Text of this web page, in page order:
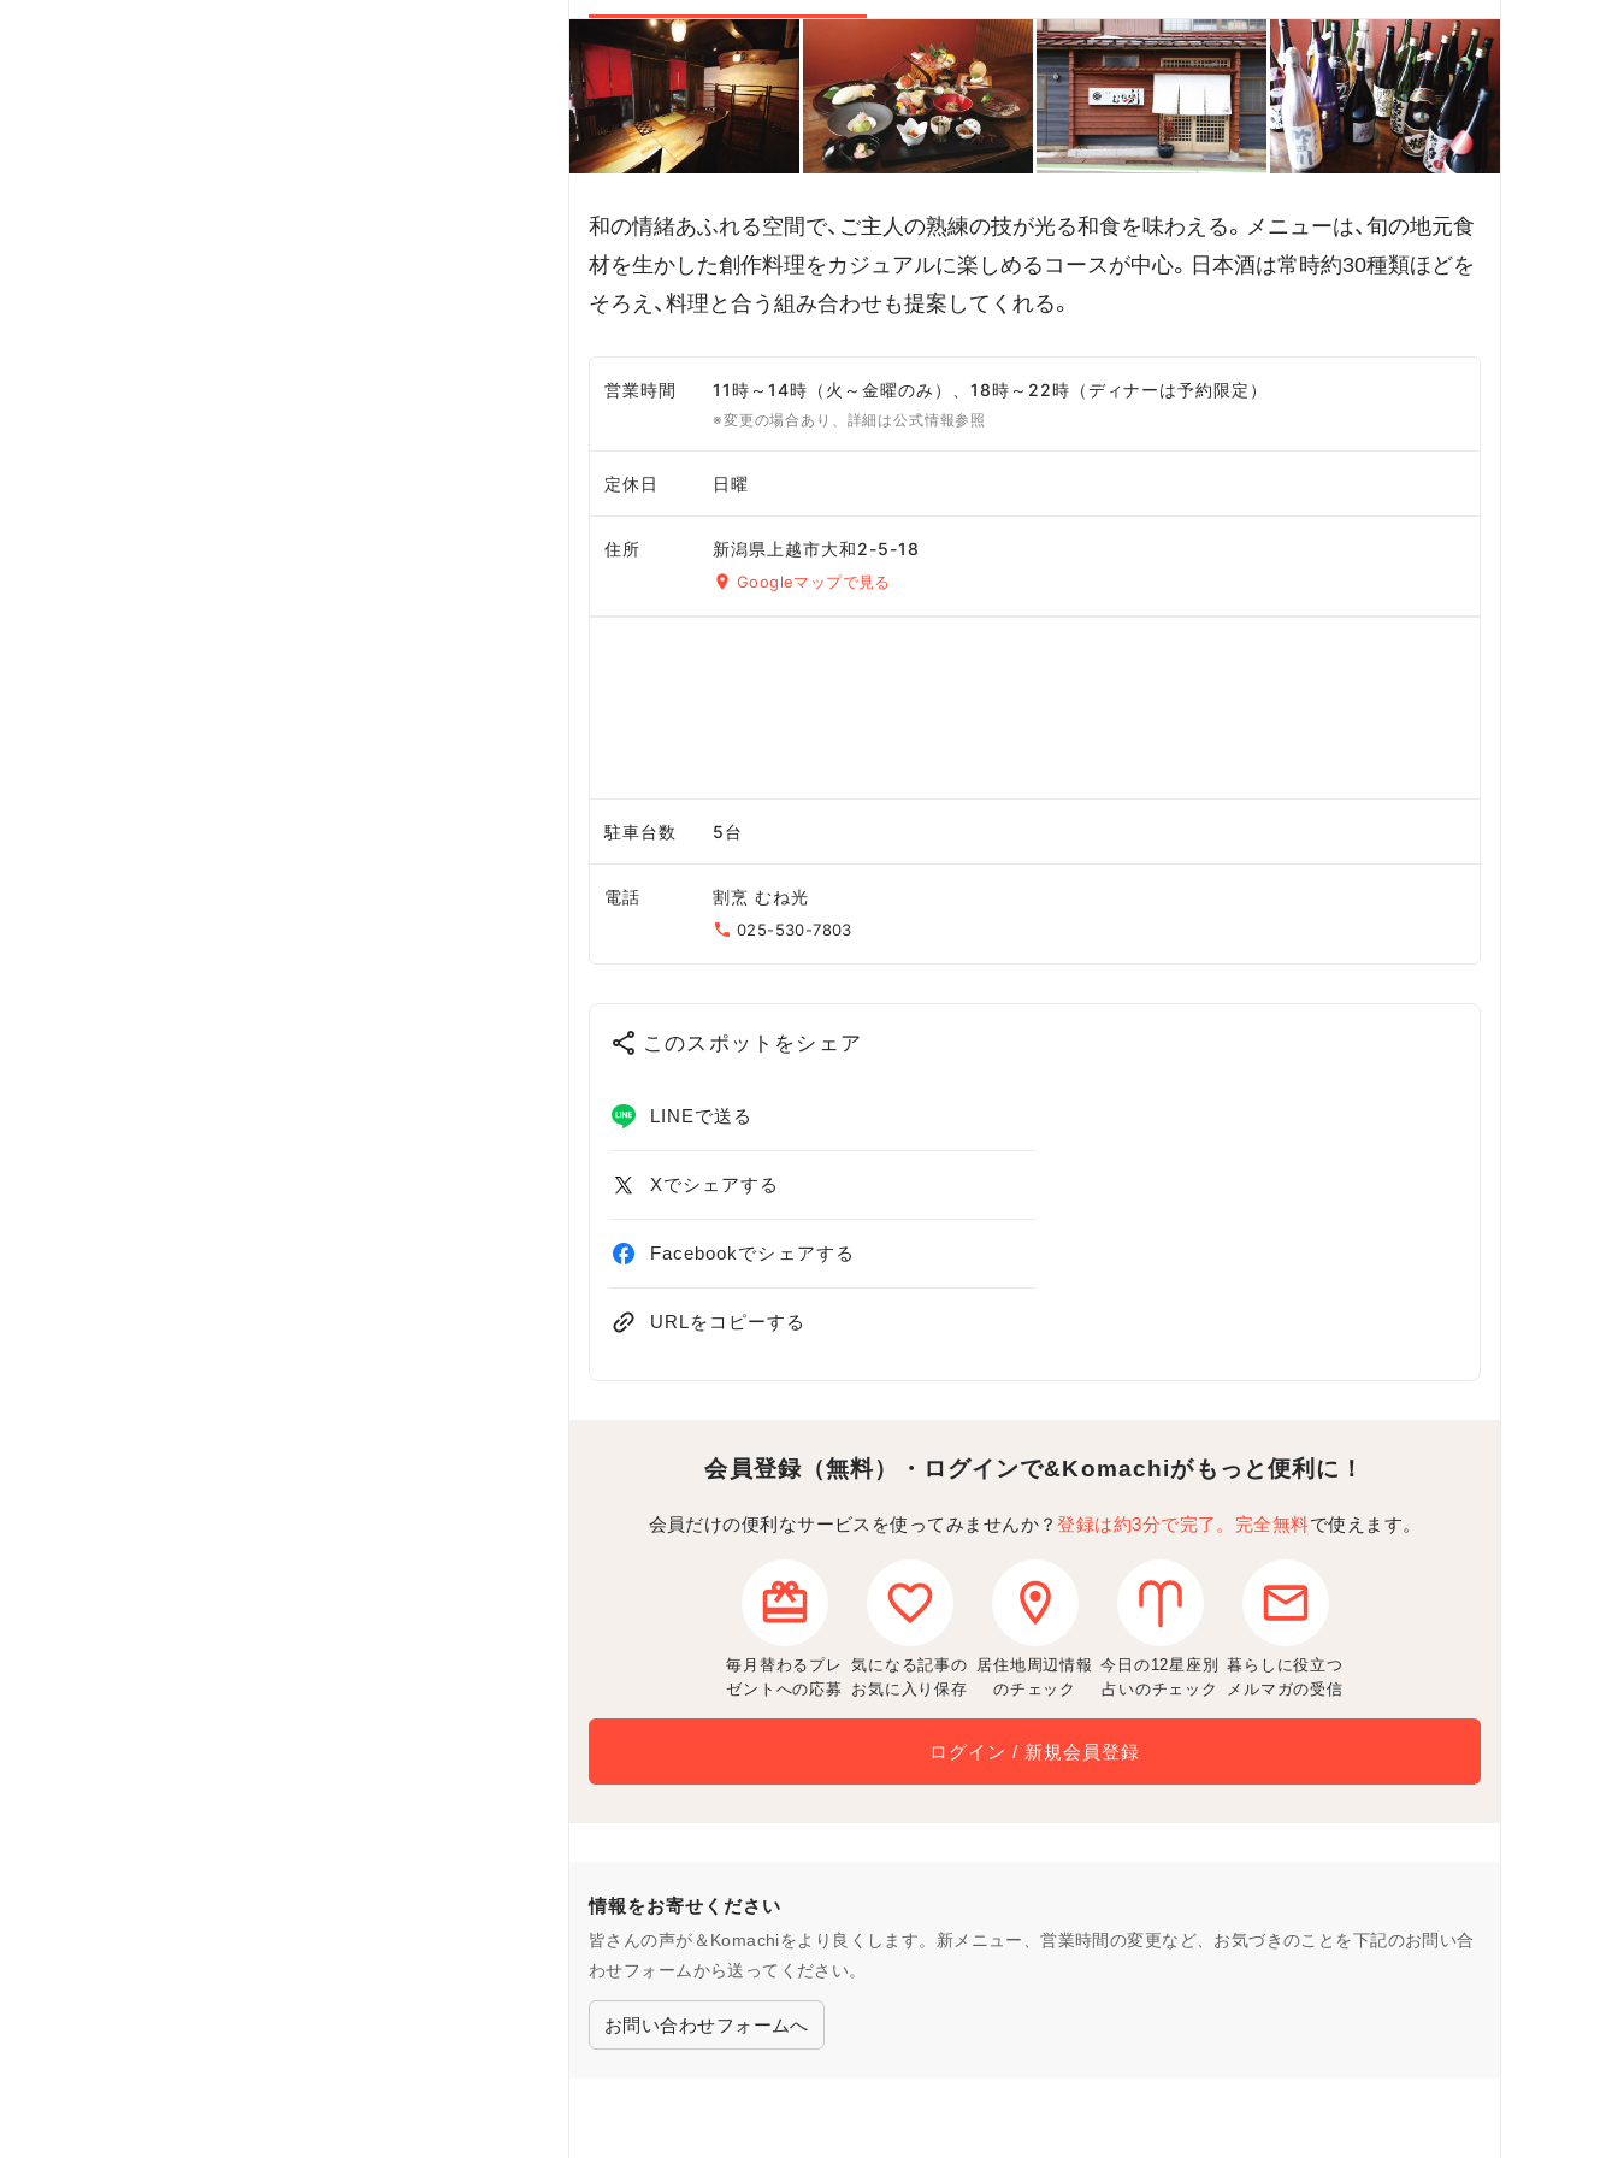
和の情緒あふれる空間で、ご主人の熟練の技が光る和食を味わえる。メニューは、旬の地元食
材を生かした創作料理をカジュアルに楽しめるコースが中心。日本酒は常時約30種類ほどを
そろえ、料理と合う組み合わせも提案してくれる。
営業時間 11時～14時（火～金曜のみ）、18時～22時（ディナーは予約限定）
※変更の場合あり、詳細は公式情報参照
定休日 日曜
住所 新潟県上越市大和2-5-18
Googleマップで見る
駐車台数 5台
電話 割烹 むね光
025-530-7803
このスポットをシェア
LINEで送る
Xでシェアする
Facebookでシェアする
URLをコピーする
会員登録（無料）・ログインで&Komachiがもっと便利に！
会員だけの便利なサービスを使ってみませんか？登録は約3分で完了。完全無料で使えます。
毎月替わるプレ
ゼントへの応募
気になる記事の
お気に入り保存
居住地周辺情報
のチェック
今日の12星座別
占いのチェック
暮らしに役立つ
メルマガの受信
ログイン / 新規会員登録
情報をお寄せください
皆さんの声が＆Komachiをより良くします。新メニュー、営業時間の変更など、お気づきのことを下記のお問い合
わせフォームから送ってください。
お問い合わせフォームへ